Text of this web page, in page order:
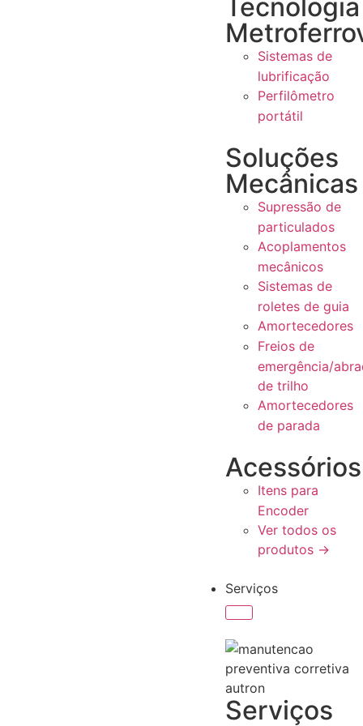
Tecnologia
Sistemas de
lubrificação
Perfilômetro
portátil
Soluções
Mecânicas
Supressão de
particulados
Acoplamentos
mecânicos
Sistemas de
roletes de guia
Amortecedores
Freios de
emergência/
de trilho
Amortecedores
de parada
Acessórios
Itens para
Encoder
Ver todos os
produtos →
Serviços
Serviços